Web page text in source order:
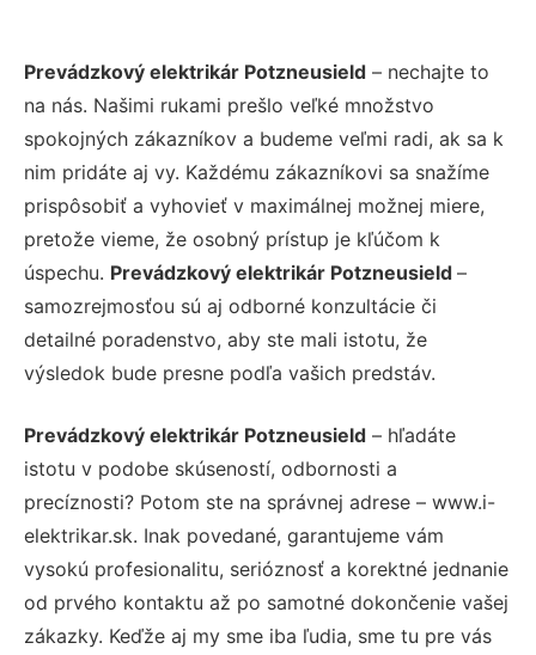
Prevádzkový elektrikár Potzneusield – nechajte to
na nás. Našimi rukami prešlo veľké množstvo
spokojných zákazníkov a budeme veľmi radi, ak sa k
nim pridáte aj vy. Každému zákazníkovi sa snažíme
prispôsobiť a vyhovieť v maximálnej možnej miere,
pretože vieme, že osobný prístup je kľúčom k
úspechu. Prevádzkový elektrikár Potzneusield –
samozrejmosťou sú aj odborné konzultácie či
detailné poradenstvo, aby ste mali istotu, že
výsledok bude presne podľa vašich predstáv.
Prevádzkový elektrikár Potzneusield – hľadáte
istotu v podobe skúseností, odbornosti a
precíznosti? Potom ste na správnej adrese – www.i-
elektrikar.sk. Inak povedané, garantujeme vám
vysokú profesionalitu, serióznosť a korektné jednanie
od prvého kontaktu až po samotné dokončenie vašej
zákazky. Keďže aj my sme iba ľudia, sme tu pre vás